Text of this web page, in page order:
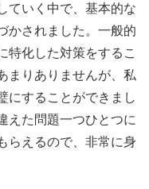
ていく中で、基本的な
かされました。一般的
特化した対策をするこ
まりありませんが、私
にすることができまし
えた問題一つひとつに
らえるので、非常に身